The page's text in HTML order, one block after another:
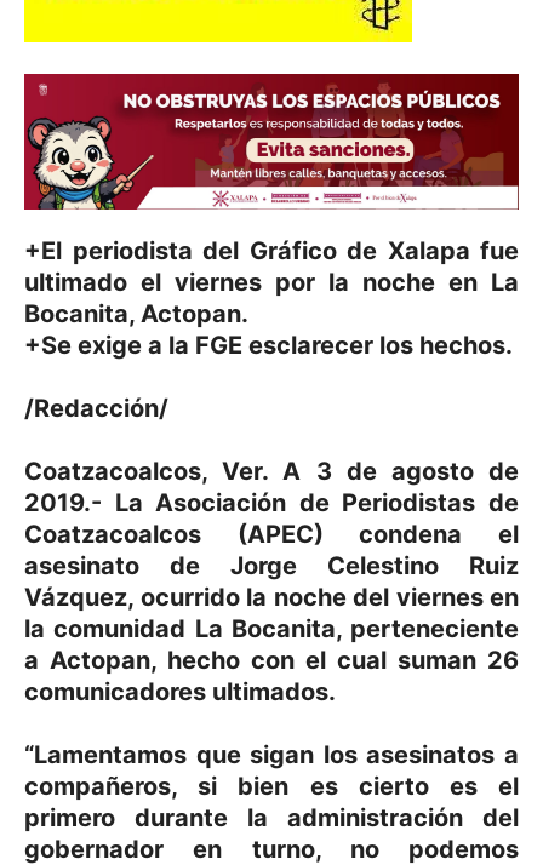
+El periodista del Gráfico de Xalapa fue
ultimado el viernes por la noche en La
Bocanita, Actopan.
+Se exige a la FGE esclarecer los hechos.
/Redacción/
Coatzacoalcos, Ver. A 3 de agosto de
2019.- La Asociación de Periodistas de
Coatzacoalcos (APEC) condena el
asesinato de Jorge Celestino Ruiz
Vázquez, ocurrido la noche del viernes en
la comunidad La Bocanita, perteneciente
a Actopan, hecho con el cual suman 26
comunicadores ultimados.
“Lamentamos que sigan los asesinatos a
compañeros, si bien es cierto es el
primero durante la administración del
gobernador en turno, no podemos